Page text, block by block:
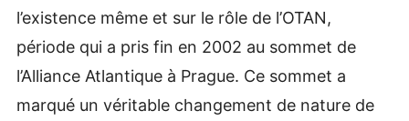
l’existence même et sur le rôle de l’OTAN,
période qui a pris fin en 2002 au sommet de
l’Alliance Atlantique à Prague. Ce sommet a
marqué un véritable changement de nature de